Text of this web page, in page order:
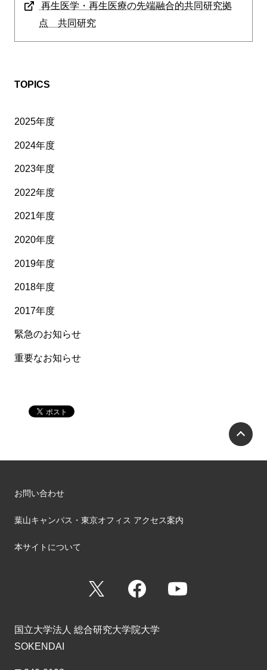
再生医学・再生医療の先端融合的共同研究拠
点 共同研究
TOPICS
2025年度
2024年度
2023年度
2022年度
2021年度
2020年度
2019年度
2018年度
2017年度
緊急のお知らせ
重要なお知らせ
お問い合わせ
葉山キャンパス・東京オフィス アクセス案内
本サイトについて
Facebook
国立大学法人 総合研究大学院大学
SOKENDAI